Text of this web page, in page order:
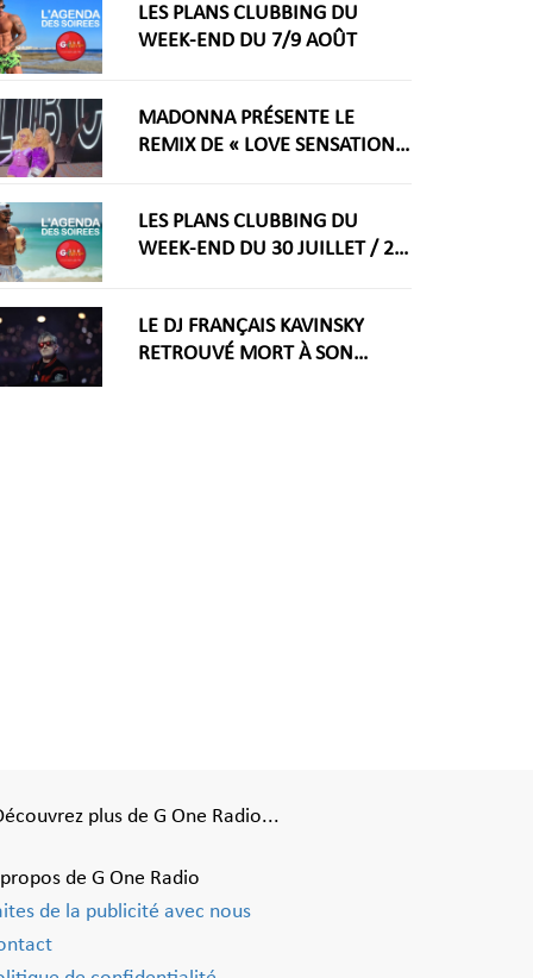
LES PLANS CLUBBING DU
WEEK-END DU 7/9 AOÛT
MADONNA PRÉSENTE LE
REMIX DE « LOVE SENSATION »
2026
LES PLANS CLUBBING DU
WEEK-END DU 30 JUILLET / 2
LE DJ FRANÇAIS KAVINSKY
RETROUVÉ MORT À SON
plus de G One Radio...
de G One Radio
de la publicité avec nous